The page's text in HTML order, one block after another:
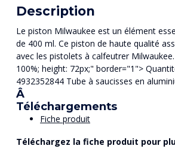
Description
Le piston Milwaukee est un élément
de 400 ml. Ce piston de haute qualité
avec les pistolets à calfeutrer
100%; height: 72px;" border="1">
4932352844 Tube à saucisses en
Â
Téléchargements
Fiche produit
Téléchargez la fiche produit pour